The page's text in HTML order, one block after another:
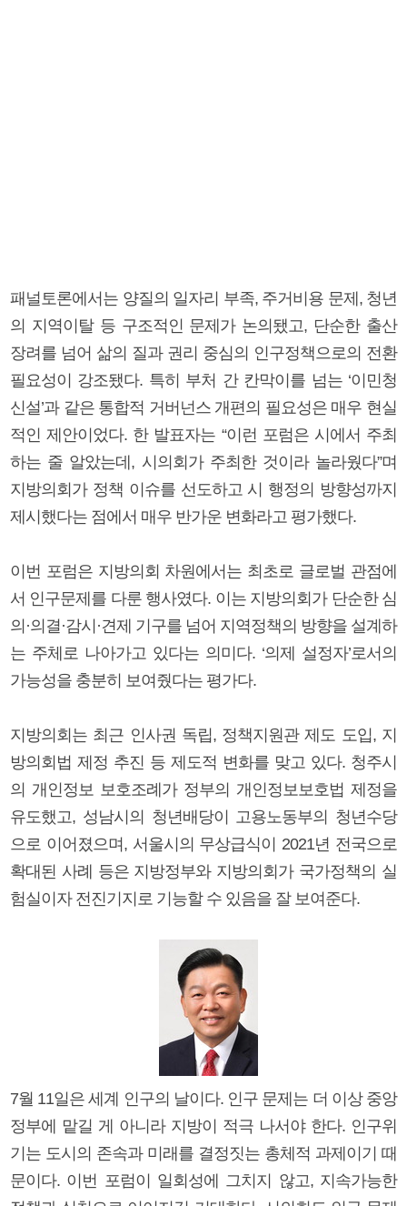
패널토론에서는 양질의 일자리 부족, 주거비용 문제, 청년
의 지역이탈 등 구조적인 문제가 논의됐고, 단순한 출산
장려를 넘어 삶의 질과 권리 중심의 인구정책으로의 전환
필요성이 강조됐다. 특히 부처 간 칸막이를 넘는 ‘이민청
신설’과 같은 통합적 거버넌스 개편의 필요성은 매우 현실
적인 제안이었다. 한 발표자는 “이런 포럼은 시에서 주최
하는 줄 알았는데, 시의회가 주최한 것이라 놀라웠다”며
지방의회가 정책 이슈를 선도하고 시 행정의 방향성까지
제시했다는 점에서 매우 반가운 변화라고 평가했다.
이번 포럼은 지방의회 차원에서는 최초로 글로벌 관점에
서 인구문제를 다룬 행사였다. 이는 지방의회가 단순한 심
의·의결·감시·견제 기구를 넘어 지역정책의 방향을 설계하
는 주체로 나아가고 있다는 의미다. ‘의제 설정자’로서의
가능성을 충분히 보여줬다는 평가다.
지방의회는 최근 인사권 독립, 정책지원관 제도 도입, 지
방의회법 제정 추진 등 제도적 변화를 맞고 있다. 청주시
의 개인정보 보호조례가 정부의 개인정보보호법 제정을
유도했고, 성남시의 청년배당이 고용노동부의 청년수당
으로 이어졌으며, 서울시의 무상급식이 2021년 전국으로
확대된 사례 등은 지방정부와 지방의회가 국가정책의 실
험실이자 전진기지로 기능할 수 있음을 잘 보여준다.
7월 11일은 세계 인구의 날이다. 인구 문제는 더 이상 중앙
정부에 맡길 게 아니라 지방이 적극 나서야 한다. 인구위
기는 도시의 존속과 미래를 결정짓는 총체적 과제이기 때
문이다. 이번 포럼이 일회성에 그치지 않고, 지속가능한